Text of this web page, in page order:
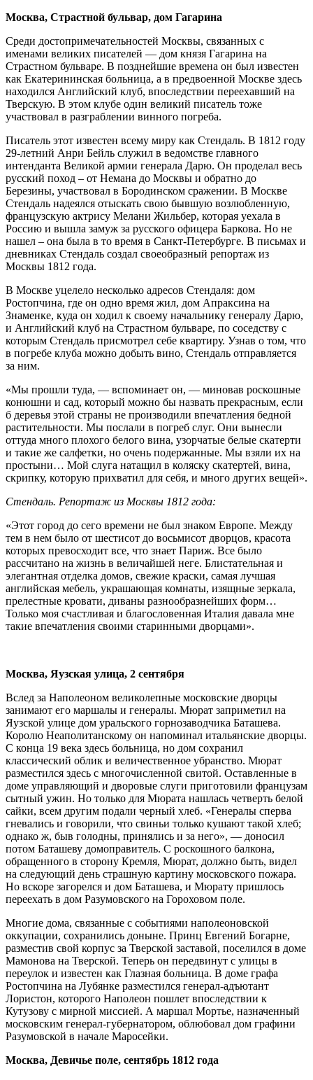
Москва, Страстной бульвар, дом Гагарина
Среди достопримечательностей Москвы, связанных с
именами великих писателей — дом князя Гагарина на
Страстном бульваре. В позднейшие времена он был известен
как Екатерининская больница, а в предвоенной Москве здесь
находился Английский клуб, впоследствии переехавший на
Тверскую. В этом клубе один великий писатель тоже
участвовал в разграблении винного погреба.
Писатель этот известен всему миру как Стендаль. В 1812 году
29-летний Анри Бейль служил в ведомстве главного
интенданта Великой армии генерала Дарю. Он проделал весь
русский поход – от Немана до Москвы и обратно до
Березины, участвовал в Бородинском сражении. В Москве
Стендаль надеялся отыскать свою бывшую возлюбленную,
французскую актрису Мелани Жильбер, которая уехала в
Россию и вышла замуж за русского офицера Баркова. Но не
нашел – она была в то время в Санкт-Петербурге. В письмах и
дневниках Стендаль создал своеобразный репортаж из
Москвы 1812 года.
В Москве уцелело несколько адресов Стендаля: дом
Ростопчина, где он одно время жил, дом Апраксина на
Знаменке, куда он ходил к своему начальнику генералу Дарю,
и Английский клуб на Страстном бульваре, по соседству с
которым Стендаль присмотрел себе квартиру. Узнав о том, что
в погребе клуба можно добыть вино, Стендаль отправляется
за ним.
«Мы прошли туда, — вспоминает он, — миновав роскошные
конюшни и сад, который можно бы назвать прекрасным, если
б деревья этой страны не производили впечатления бедной
растительности. Мы послали в погреб слуг. Они вынесли
оттуда много плохого белого вина, узорчатые белые скатерти
и такие же салфетки, но очень подержанные. Мы взяли их на
простыни… Мой слуга натащил в коляску скатертей, вина,
скрипку, которую прихватил для себя, и много других вещей».
Стендаль. Репортаж из Москвы 1812 года:
«Этот город до сего времени не был знаком Европе. Между
тем в нем было от шестисот до восьмисот дворцов, красота
которых превосходит все, что знает Париж. Все было
рассчитано на жизнь в величайшей неге. Блистательная и
элегантная отделка домов, свежие краски, самая лучшая
английская мебель, украшающая комнаты, изящные зеркала,
прелестные кровати, диваны разнообразнейших форм…
Только моя счастливая и благословенная Италия давала мне
такие впечатления своими старинными дворцами».
Москва, Яузская улица, 2 сентября
Вслед за Наполеоном великолепные московские дворцы
занимают его маршалы и генералы. Мюрат заприметил на
Яузской улице дом уральского горнозаводчика Баташева.
Королю Неаполитанскому он напоминал итальянские дворцы.
С конца 19 века здесь больница, но дом сохранил
классический облик и величественное убранство. Мюрат
разместился здесь с многочисленной свитой. Оставленные в
доме управляющий и дворовые слуги приготовили французам
сытный ужин. Но только для Мюрата нашлась четверть белой
сайки, всем другим подали черный хлеб. «Генералы сперва
гневались и говорили, что свиньи только кушают такой хлеб;
однако ж, быв голодны, принялись и за него», — доносил
потом Баташеву домоправитель. С роскошного балкона,
обращенного в сторону Кремля, Мюрат, должно быть, видел
на следующий день страшную картину московского пожара.
Но вскоре загорелся и дом Баташева, и Мюрату пришлось
переехать в дом Разумовского на Гороховом поле.
Многие дома, связанные с событиями наполеоновской
оккупации, сохранились доныне. Принц Евгений Богарне,
разместив свой корпус за Тверской заставой, поселился в доме
Мамонова на Тверской. Теперь он передвинут с улицы в
переулок и известен как Глазная больница. В доме графа
Ростопчина на Лубянке разместился генерал-адъютант
Лористон, которого Наполеон пошлет впоследствии к
Кутузову с мирной миссией. А маршал Мортье, назначенный
московским генерал-губернатором, облюбовал дом графини
Разумовской в начале Маросейки.
Москва, Девичье поле, сентябрь 1812 года